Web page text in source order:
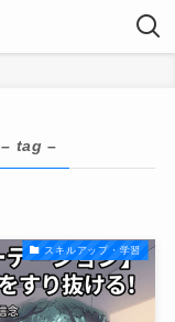
– tag –
スキルアップ・学習